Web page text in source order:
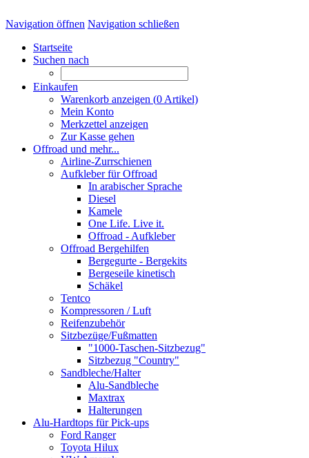
Navigation öffnen Navigation schließen
Startseite
Suchen nach
Einkaufen
Warenkorb anzeigen (0 Artikel)
Mein Konto
Merkzettel anzeigen
Zur Kasse gehen
Offroad und mehr...
Airline-Zurrschienen
Aufkleber für Offroad
In arabischer Sprache
Diesel
Kamele
One Life. Live it.
Offroad - Aufkleber
Offroad Bergehilfen
Bergegurte - Bergekits
Bergeseile kinetisch
Schäkel
Tentco
Kompressoren / Luft
Reifenzubehör
Sitzbezüge/Fußmatten
"1000-Taschen-Sitzbezug"
Sitzbezug "Country"
Sandbleche/Halter
Alu-Sandbleche
Maxtrax
Halterungen
Alu-Hardtops für Pick-ups
Ford Ranger
Toyota Hilux